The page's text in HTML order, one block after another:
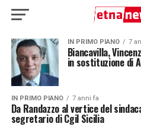
IN PRIMO PIANO 7
Biancavilla,
in sostituzione di
IN PRIMO PIANO 7 anni fa
Da Randazzo al vertice del
segretario di Cgil Sicilia